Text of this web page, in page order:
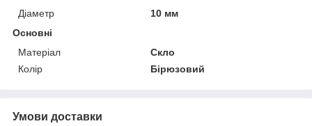
Діаметр
10 мм
Основні
Матеріал
Скло
Колір
Бірюзовий
Умови доставки